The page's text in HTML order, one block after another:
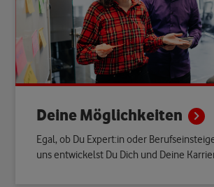
Deine Möglichkeiten
Egal, ob Du Expert:in oder
uns entwickelst Du Dich und Deine